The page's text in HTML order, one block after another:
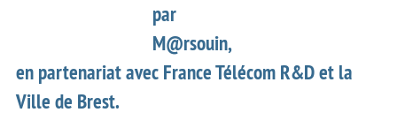
par
M@rsouin,
en partenariat avec France Télécom R&D et la
Ville de Brest.